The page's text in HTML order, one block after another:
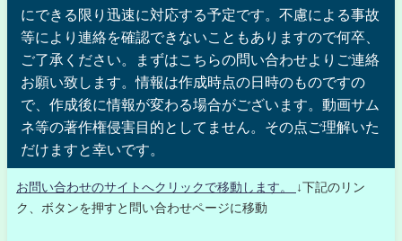
にできる限り迅速に対応する予定です。不慮による事故
等により連絡を確認できないこともありますので何卒、
ご了承ください。まずはこちらの問い合わせよりご連絡
お願い致します。情報は作成時点の日時のものですの
で、作成後に情報が変わる場合がございます。動画サム
ネ等の著作権侵害目的としてません。その点ご理解いた
だけますと幸いです。
お問い合わせのサイトへクリックで移動します。
↓下記のリン
ク、ボタンを押すと問い合わせページに移動